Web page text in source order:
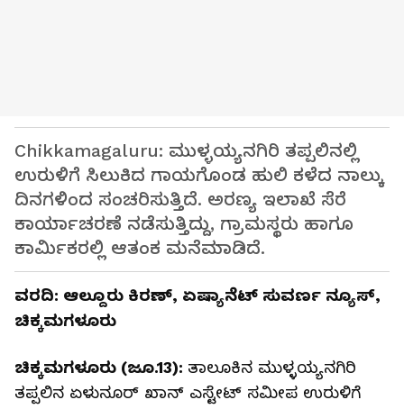
Chikkamagaluru: ಮುಳ್ಳಯ್ಯನಗಿರಿ ತಪ್ಪಲಿನಲ್ಲಿ
ಉರುಳಿಗೆ ಸಿಲುಕಿದ ಗಾಯಗೊಂಡ ಹುಲಿ ಕಳೆದ ನಾಲ್ಕು
ದಿನಗಳಿಂದ ಸಂಚರಿಸುತ್ತಿದೆ. ಅರಣ್ಯ ಇಲಾಖೆ ಸೆರೆ
ಕಾರ್ಯಾಚರಣೆ ನಡೆಸುತ್ತಿದ್ದು, ಗ್ರಾಮಸ್ಥರು ಹಾಗೂ
ಕಾರ್ಮಿಕರಲ್ಲಿ ಆತಂಕ ಮನೆಮಾಡಿದೆ.
ವರದಿ: ಆಲ್ದೂರು ಕಿರಣ್, ಏಷ್ಯಾನೆಟ್ ಸುವರ್ಣ ನ್ಯೂಸ್,
ಚಿಕ್ಕಮಗಳೂರು
ಚಿಕ್ಕಮಗಳೂರು (ಜೂ.13): ತಾಲೂಕಿನ ಮುಳ್ಳಯ್ಯನಗಿರಿ
ತಪ್ಪಲಿನ ಏಳುನೂರ್ ಖಾನ್ ಎಸ್ಟೇಟ್ ಸಮೀಪ ಉರುಳಿಗೆ